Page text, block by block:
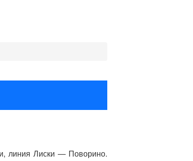
линия Лиски — Поворино.